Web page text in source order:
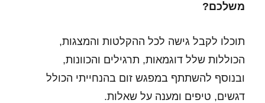
משלכם?
תוכלו לקבל גישה לכל ההקלטות והמצגות,
הכוללות שלל דוגמאות, תרגילים והכוונות,
ובנוסף להשתתף במפגש זום בהנחייתי הכולל
דגשים, טיפים ומענה על שאלות.